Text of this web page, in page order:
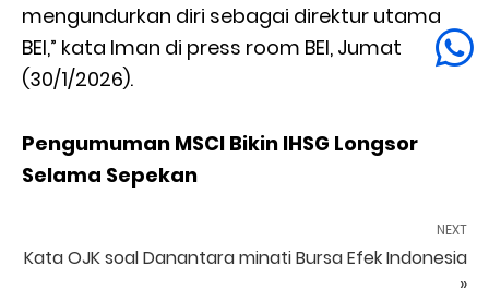
mengundurkan diri sebagai direktur utama
BEI,” kata Iman di press room BEI, Jumat
(30/1/2026).
Pengumuman MSCI Bikin IHSG Longsor
Selama Sepekan
NEXT
Kata OJK soal Danantara minati Bursa Efek Indonesia
»